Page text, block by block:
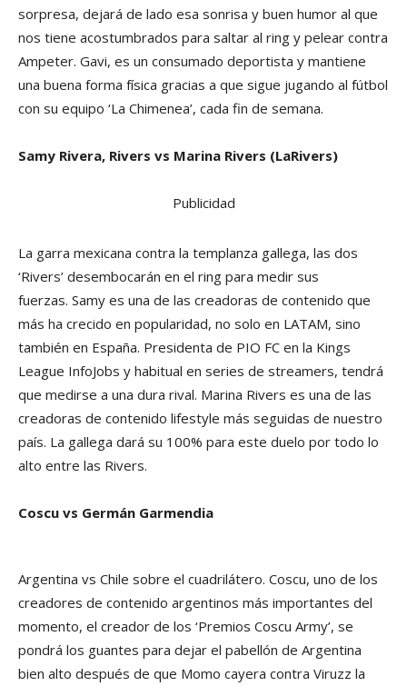
sorpresa, dejará de lado esa sonrisa y buen humor al que
nos tiene acostumbrados para saltar al ring y pelear contra
Ampeter. Gavi, es un consumado deportista y mantiene
una buena forma física gracias a que sigue jugando al fútbol
con su equipo ‘La Chimenea’, cada fin de semana.
Samy Rivera, Rivers vs Marina Rivers (LaRivers)
Publicidad
La garra mexicana contra la templanza gallega, las dos
‘Rivers’ desembocarán en el ring para medir sus
fuerzas. Samy es una de las creadoras de contenido que
más ha crecido en popularidad, no solo en LATAM, sino
también en España. Presidenta de PIO FC en la Kings
League InfoJobs y habitual en series de streamers, tendrá
que medirse a una dura rival. Marina Rivers es una de las
creadoras de contenido lifestyle más seguidas de nuestro
país. La gallega dará su 100% para este duelo por todo lo
alto entre las Rivers.
Coscu vs Germán Garmendia
Argentina vs Chile sobre el cuadrilátero. Coscu, uno de los
creadores de contenido argentinos más importantes del
momento, el creador de los ‘Premios Coscu Army’, se
pondrá los guantes para dejar el pabellón de Argentina
bien alto después de que Momo cayera contra Viruzz la